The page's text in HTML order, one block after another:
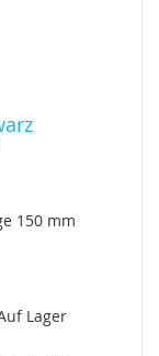
150 mm
Lager